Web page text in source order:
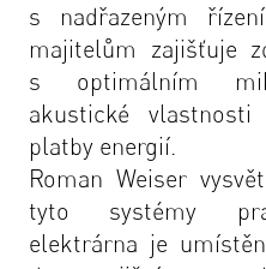
s nadřazeným
majitelům zajišťuje
s optimálním
akustické
platby energií.
Roman Weiser
tyto systémy
elektrárna je